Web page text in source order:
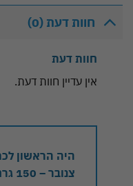
חוות דעת (0)
חוות דעת
אין עדיין חוות דעת.
היה הראשון
צנובר – 150 גרם”